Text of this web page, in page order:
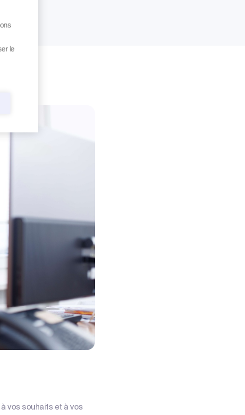
vos souhaits et à vos
le